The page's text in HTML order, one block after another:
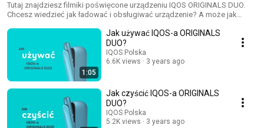
Tutaj znajdziesz filmiki poświęcone urządzeniu IQOS ORIGINALS DUO.
Chcesz wiedzieć jak ładować i obsługiwać urządzenie? A może jak
znajdziesz w tej playliście.
1:05
Jak używać IQOS-a ORIGINALS
DUO?
IQOS Polska
6.6K views
3 years ago
Jak czyścić IQOS-a ORIGINALS
DUO?
IQOS Polska
5.2K views
3 years ago